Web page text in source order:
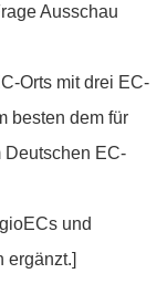
Ausschau
Orts mit drei EC-
besten dem für
Deutschen EC-
und
ergänzt.]